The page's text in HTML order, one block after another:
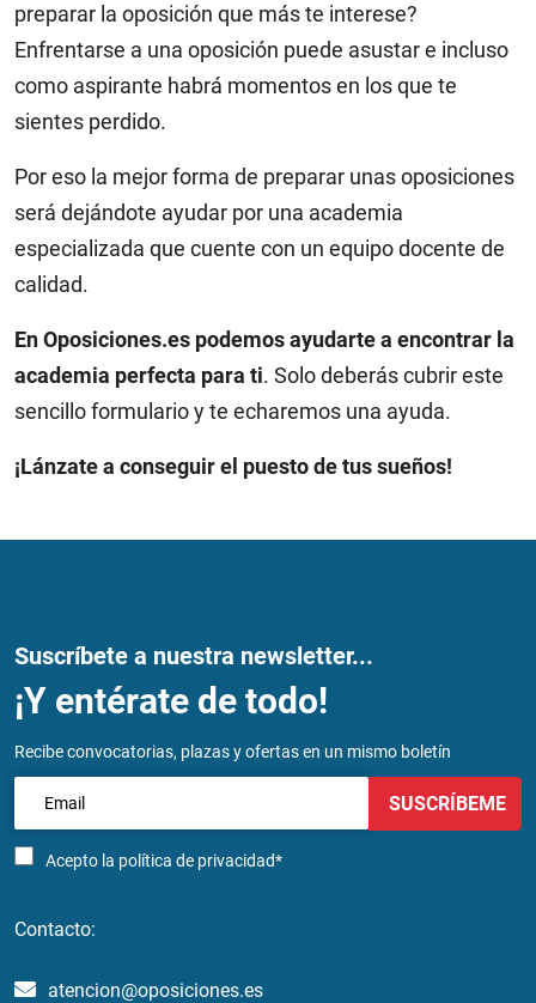
preparar la oposición que más te interese?
Enfrentarse a una oposición puede asustar e incluso
como aspirante habrá momentos en los que te
sientes perdido.
Por eso la mejor forma de preparar unas oposiciones
será dejándote ayudar por una academia
especializada que cuente con un equipo docente de
calidad.
En Oposiciones.es podemos ayudarte a encontrar la
academia perfecta para ti. Solo deberás cubrir este
sencillo formulario y te echaremos una ayuda.
¡Lánzate a conseguir el puesto de tus sueños!
Suscríbete a nuestra newsletter...
¡Y entérate de todo!
Recibe convocatorias, plazas y ofertas en un mismo boletín
Acepto la política de privacidad*
SUSCRÍBEME
Contacto:
atencion@oposiciones.es